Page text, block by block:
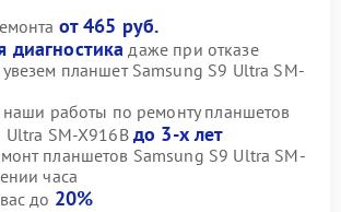
от 465 руб.
диагностика даже при отказе
планшет Samsung S9 Ultra SM-
наши работы по ремонту планшетов
Ultra SM-X916B до 3-х лет
планшетов Samsung S9 Ultra SM-
часа
до 20%